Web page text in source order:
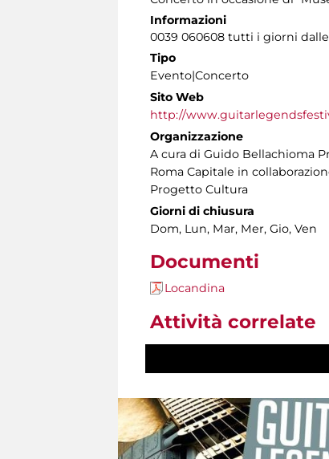
Informazioni
0039 060608 tutti i giorni dalle
Tipo
Evento|Concerto
Sito Web
http://
Organizzazione
A cura di Guido Bellachioma
Roma Capitale in
Progetto Cultura
Giorni di chiusura
Dom, Lun, Mar, Mer, Gio, Ven
Documenti
Locandina
Attività correlate